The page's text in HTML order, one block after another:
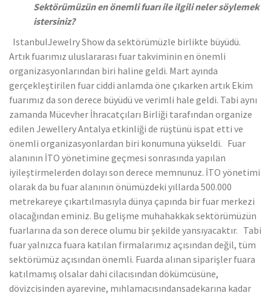
Sektörümüzün en önemli fuarı ile ilgili neler söylemek
istersiniz?
IstanbulJewelry Show da sektörümüzle birlikte büyüdü.
Artık fuarımız uluslararası fuar takviminin en önemli
organizasyonlarından biri haline geldi. Mart ayında
gerçekleştirilen fuar ciddi anlamda öne çıkarken artık Ekim
fuarımız da son derece büyüdü ve verimli hale geldi. Tabi aynı
zamanda Mücevher İhracatçıları Birliği tarafından organize
edilen Jewellery Antalya etkinliği de rüştünü ispat etti ve
önemli organizasyonlardan biri konumuna yükseldi. Fuar
alanının İTO yönetimine geçmesi sonrasında yapılan
iyileştirmelerden dolayı son derece memnunuz. İTO yönetimi
olarak da bu fuar alanının önümüzdeki yıllarda 500.000
metrekareye çıkartılmasıyla dünya çapında bir fuar merkezi
olacağından eminiz. Bu gelişme muhahakkak sektörümüzün
fuarlarına da son derece olumu bir şekilde yansıyacaktır. Tabi
fuar yalnızca fuara katılan firmalarımız açısından değil, tüm
sektörümüz açısından önemli. Fuarda alınan siparişler fuara
katılmamış olsalar dahi cilacısından dökümcüsüne,
dövizcisinden ayarevine, mıhlamacısındansadekarına kadar